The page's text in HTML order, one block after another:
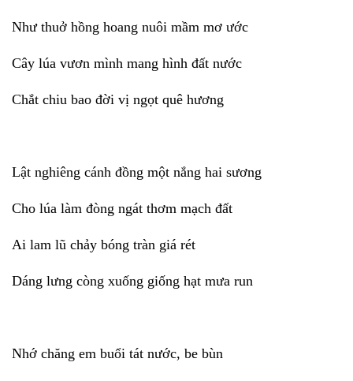
Như thuở hồng hoang nuôi mầm mơ ước
Cây lúa vươn mình mang hình đất nước
Chắt chiu bao đời vị ngọt quê hương
Lật nghiêng cánh đồng một nắng hai sương
Cho lúa làm đòng ngát thơm mạch đất
Ai lam lũ chảy bóng tràn giá rét
Dáng lưng còng xuống giống hạt mưa run
Nhớ chăng em buổi tát nước, be bùn